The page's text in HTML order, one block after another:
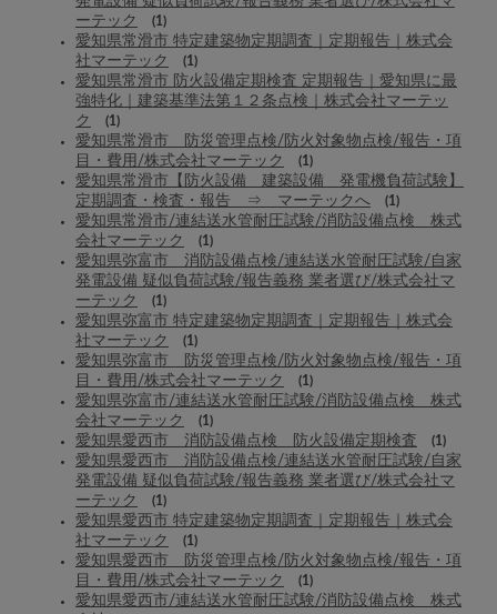
ーテック
(1)
愛知県常滑市 特定建築物定期調査｜定期報告｜株式会
社マーテック
(1)
愛知県常滑市 防火設備定期検査 定期報告｜愛知県に最
強特化｜建築基準法第１２条点検｜株式会社マーテッ
ク
(1)
愛知県常滑市 防災管理点検/防火対象物点検/報告・項
目・費用/株式会社マーテック
(1)
愛知県常滑市【防火設備 建築設備 発電機負荷試験】
定期調査・検査・報告 ⇒ マーテックへ
(1)
愛知県常滑市/連結送水管耐圧試験/消防設備点検 株式
会社マーテック
(1)
愛知県弥富市 消防設備点検/連結送水管耐圧試験/自家
発電設備 疑似負荷試験/報告義務 業者選び/株式会社マ
ーテック
(1)
愛知県弥富市 特定建築物定期調査｜定期報告｜株式会
社マーテック
(1)
愛知県弥富市 防災管理点検/防火対象物点検/報告・項
目・費用/株式会社マーテック
(1)
愛知県弥富市/連結送水管耐圧試験/消防設備点検 株式
会社マーテック
(1)
愛知県愛西市 消防設備点検 防火設備定期検査 (1)
愛知県愛西市 消防設備点検/連結送水管耐圧試験/自家
発電設備 疑似負荷試験/報告義務 業者選び/株式会社マ
ーテック
(1)
愛知県愛西市 特定建築物定期調査｜定期報告｜株式会
社マーテック
(1)
愛知県愛西市 防災管理点検/防火対象物点検/報告・項
目・費用/株式会社マーテック
(1)
愛知県愛西市/連結送水管耐圧試験/消防設備点検 株式